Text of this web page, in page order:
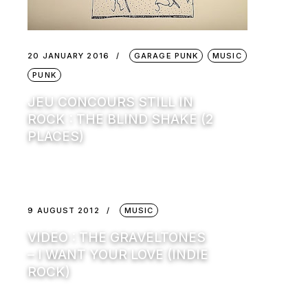
20 JANUARY 2016 GARAGE PUNK
MUSIC
PUNK
JEU CONCOURS STILL IN
ROCK : THE BLIND SHAKE (2
PLACES)
9 AUGUST 2012 MUSIC
VIDEO : THE GRAVELTONES
– I WANT YOUR LOVE (INDIE
ROCK)